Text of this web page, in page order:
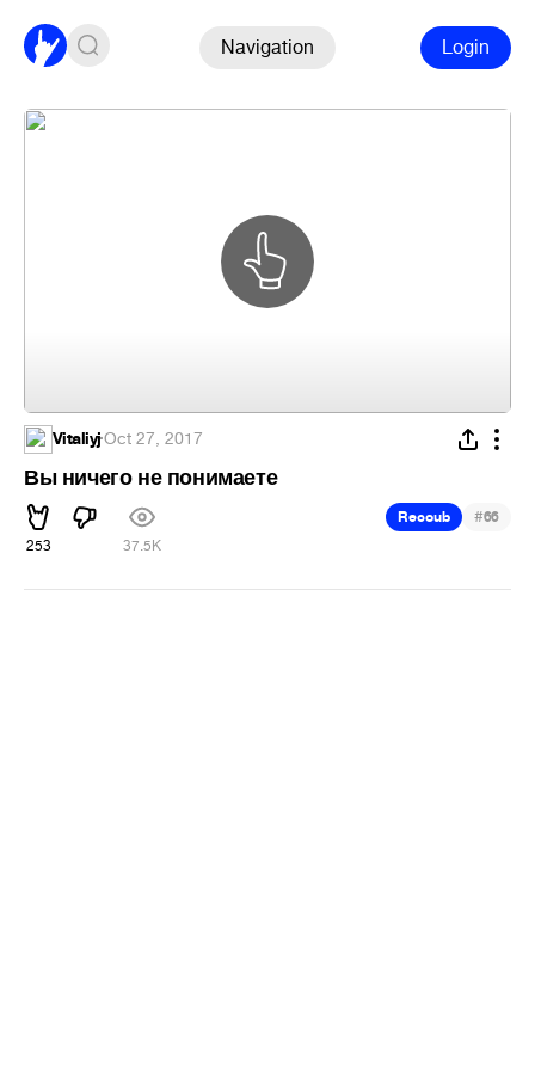
Navigation Login
Vitaliyj·Oct 27, 2017
Вы ничего не понимаете
253 37.5K
Recoub #66